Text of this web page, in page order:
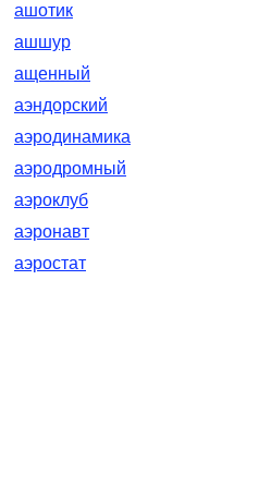
ашотик
ашшур
ащенный
аэндорский
аэродинамика
аэродромный
аэроклуб
аэронавт
аэростат